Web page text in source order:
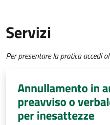
Servizi
Per presentare la pratica accedi
Annullamento in
preavviso o
per inesattezze